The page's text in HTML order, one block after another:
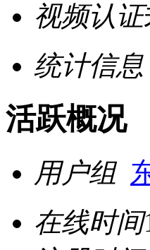
视频认证
统计信息
活跃概况
用户组
在线时间